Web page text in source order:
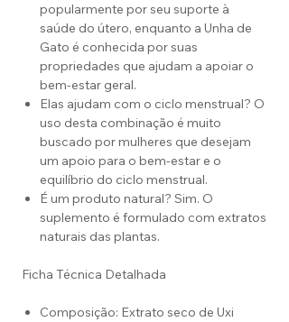
popularmente por seu suporte à
saúde do útero, enquanto a Unha de
Gato é conhecida por suas
propriedades que ajudam a apoiar o
bem-estar geral.
Elas ajudam com o ciclo menstrual? O
uso desta combinação é muito
buscado por mulheres que desejam
um apoio para o bem-estar e o
equilíbrio do ciclo menstrual.
É um produto natural? Sim. O
suplemento é formulado com extratos
naturais das plantas.
Ficha Técnica Detalhada
Composição: Extrato seco de Uxi